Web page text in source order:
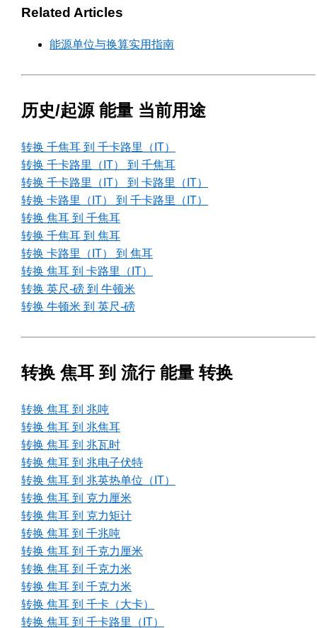
Related Articles
能源单位与换算实用指南
历史/起源 能量 当前用途
转换 千焦耳 到 千卡路里（IT）
转换 千卡路里（IT） 到 千焦耳
转换 千卡路里（IT） 到 卡路里（IT）
转换 卡路里（IT） 到 千卡路里（IT）
转换 焦耳 到 千焦耳
转换 千焦耳 到 焦耳
转换 卡路里（IT） 到 焦耳
转换 焦耳 到 卡路里（IT）
转换 英尺-磅 到 牛顿米
转换 牛顿米 到 英尺-磅
转换 焦耳 到 流行 能量 转换
转换 焦耳 到 兆吨
转换 焦耳 到 兆焦耳
转换 焦耳 到 兆瓦时
转换 焦耳 到 兆电子伏特
转换 焦耳 到 兆英热单位（IT）
转换 焦耳 到 克力厘米
转换 焦耳 到 克力矩计
转换 焦耳 到 千兆吨
转换 焦耳 到 千克力厘米
转换 焦耳 到 千克力米
转换 焦耳 到 千克力米
转换 焦耳 到 千卡（大卡）
转换 焦耳 到 千卡路里（IT）